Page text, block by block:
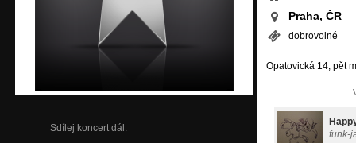
Sdílej koncert dál:
Praha, ČR
dobrovolné
Opatovická 14, pět
funk-